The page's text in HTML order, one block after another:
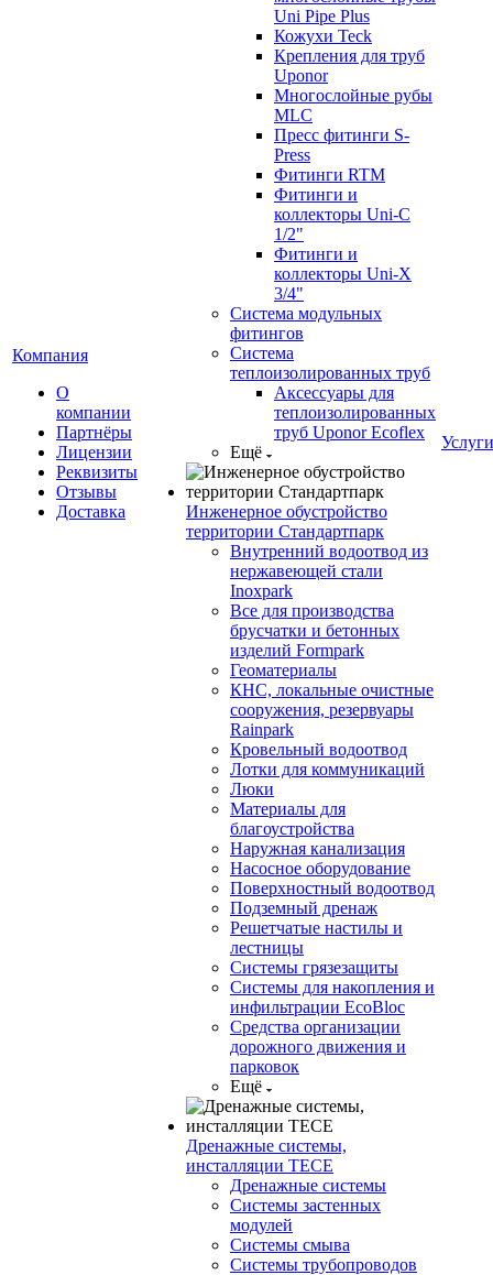
Компания
О
компании
Партнёры
Лицензии
Реквизиты
Отзывы
Доставка
Uni Pipe Plus
Кожухи Teck
Крепления для труб
Uponor
Многослойные рубы
MLC
Пресс фитинги S-
Press
Фитинги RTM
Фитинги и
коллекторы Uni-C
1/2"
Фитинги и
коллекторы Uni-X
3/4"
Система модульных
фитингов
Система
теплоизолированных труб
Аксессуары для
теплоизолированных
труб Uponor Ecoflex
Ещё
Инженерное обустройство
территории Стандартпарк
Внутренний водоотвод из
нержавеющей стали
Inoxpark
Все для производства
брусчатки и бетонных
изделий Formpark
Геоматериалы
КНС, локальные очистные
сооружения, резервуары
Rainpark
Кровельный водоотвод
Лотки для коммуникаций
Люки
Материалы для
благоустройства
Наружная канализация
Насосное оборудование
Поверхностный водоотвод
Подземный дренаж
Решетчатые настилы и
лестницы
Системы грязезащиты
Системы для накопления и
инфильтрации EcoBloc
Средства организации
дорожного движения и
парковок
Ещё
Дренажные системы,
инсталляции TECE
Дренажные системы
Системы застенных
модулей
Системы смыва
Системы трубопроводов
Услуги